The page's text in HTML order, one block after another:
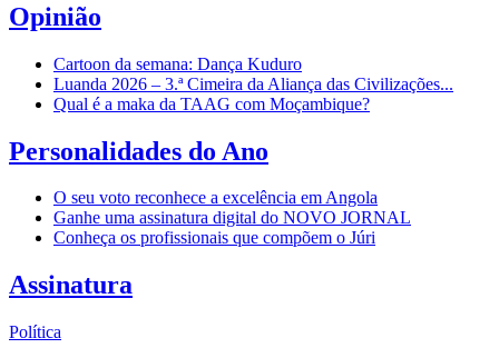
Opinião
Cartoon da semana: Dança Kuduro
Luanda 2026 – 3.ª Cimeira da Aliança das Civilizações...
Qual é a maka da TAAG com Moçambique?
Personalidades do Ano
O seu voto reconhece a excelência em Angola
Ganhe uma assinatura digital do NOVO JORNAL
Conheça os profissionais que compõem o Júri
Assinatura
Política